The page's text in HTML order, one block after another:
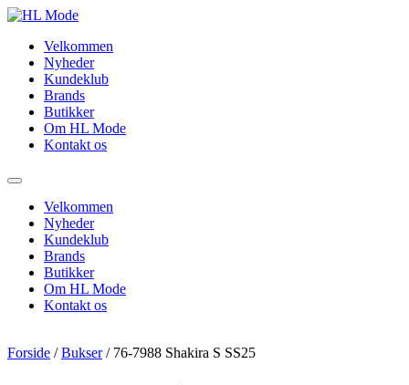
Videre
indholdVelkommen
Nyheder
Kundeklub
Brands
Butikker
Om HL Mode
Kontakt os
Velkommen
Nyheder
Kundeklub
Brands
Butikker
Om HL Mode
Kontakt os
Forside /Bukser/ 76-7988 Shakira S SS25